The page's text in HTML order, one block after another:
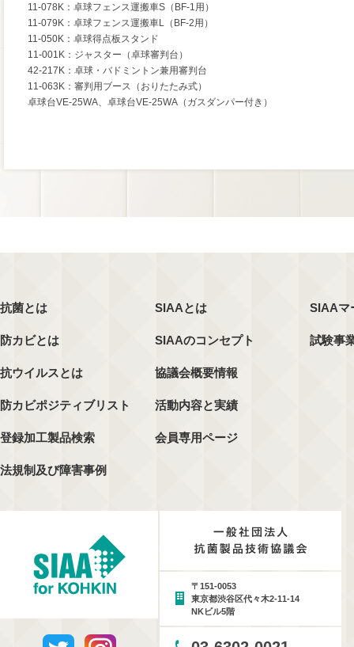
11-078K：卓球フェンス運搬車S（BF-1用）
11-079K：卓球フェンス運搬車L（BF-2用）
11-050K：卓球得点板スタンド
11-001K：ジャスター（卓球審判台）
42-217K：卓球・バドミントン兼用審判台
11-063K：審判用ブース（おりたたみ式）
卓球台VE-25WA、卓球台VE-25WA（ガスダンパー付き）
抗菌とは
防カビとは
抗ウイルスとは
防カビポジティブリスト
登録加工製品検索
法規制及び障害事例
SIAAとは
SIAAのコンセプト
協議会概要情報
活動内容と実績
会員専用ページ
SIAAマ
試験事
〒151-0053
東京都渋谷区代々木2-11-14
NKビル5階